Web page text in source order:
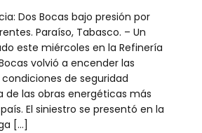
Dos Bocas bajo presión por
Paraíso, Tabasco. – Un
este miércoles en la Refinería
volvió a encender las
de seguridad
de las obras energéticas más
El siniestro se presentó en la
[…]